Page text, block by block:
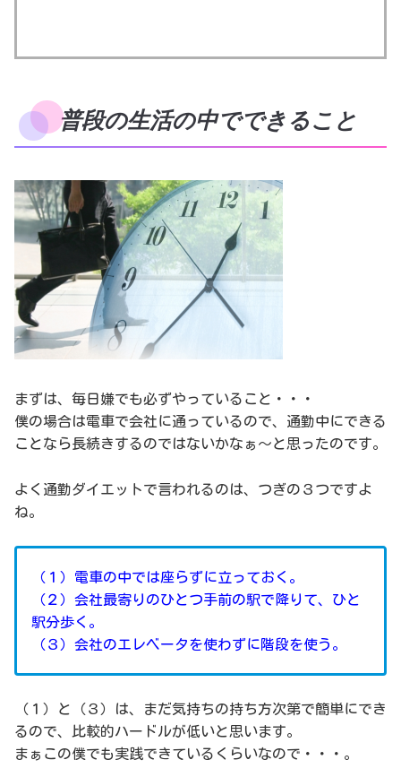
普段の生活の中でできること
まずは、毎日嫌でも必ずやっていること・・・
僕の場合は電車で会社に通っているので、通勤中にできる
ことなら長続きするのではないかなぁ〜と思ったのです。
よく通勤ダイエットで言われるのは、つぎの３つですよ
ね。
（１）電車の中では座らずに立っておく。
（２）会社最寄りのひとつ手前の駅で降りて、ひと
駅分歩く。
（３）会社のエレベータを使わずに階段を使う。
（１）と（３）は、まだ気持ちの持ち方次第で簡単にでき
るので、比較的ハードルが低いと思います。
まぁこの僕でも実践できているくらいなので・・・。